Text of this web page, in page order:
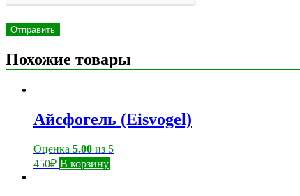
Похожие товары
Айсфогель (Eisvogel)
Оценка 5.00 из 5
450₽ В корзину